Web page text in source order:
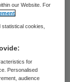
helpers
iemand
our Website. For
cookies,
for
Personalised
audience